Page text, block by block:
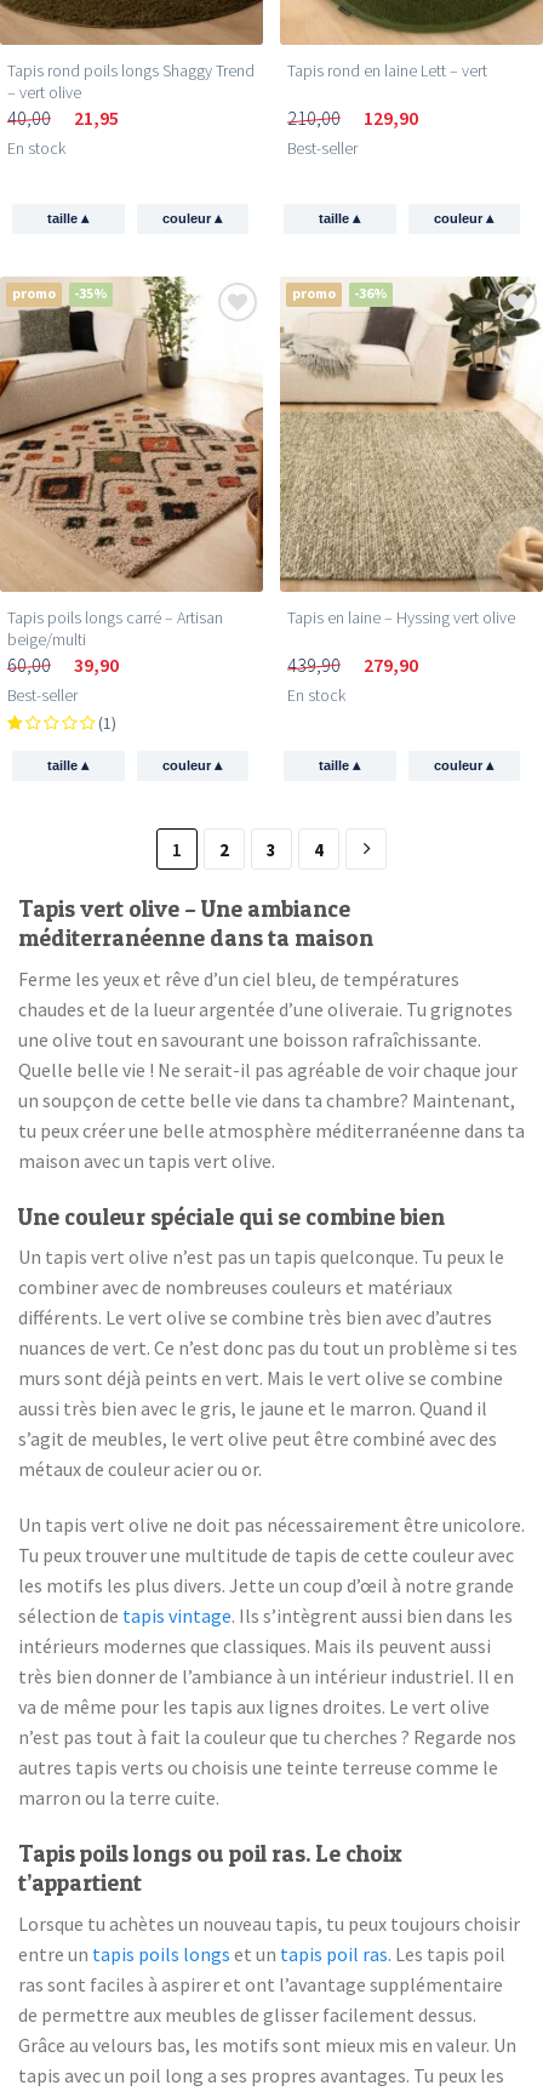
Tapis rond poils longs Shaggy Trend
– vert olive
40,00 21,95
En stock
taille▴ couleur▴
Tapis rond en laine Lett – vert
210,00 129,90
Best-seller
taille▴ couleur▴
promo -35%
Tapis poils longs carré – Artisan
beige/multi
60,00 39,90
Best-seller
(1)
taille▴ couleur▴
promo -36%
Tapis en laine – Hyssing vert olive
439,90 279,90
En stock
taille▴ couleur▴
1 2 3 4
Tapis vert olive – Une ambiance
méditerranéenne dans ta maison
Ferme les yeux et rêve d’un ciel bleu, de températures
chaudes et de la lueur argentée d’une oliveraie. Tu grignotes
une olive tout en savourant une boisson rafraîchissante.
Quelle belle vie ! Ne serait-il pas agréable de voir chaque jour
un soupçon de cette belle vie dans ta chambre? Maintenant,
tu peux créer une belle atmosphère méditerranéenne dans ta
maison avec un tapis vert olive.
Une couleur spéciale qui se combine bien
Un tapis vert olive n’est pas un tapis quelconque. Tu peux le
combiner avec de nombreuses couleurs et matériaux
différents. Le vert olive se combine très bien avec d’autres
nuances de vert. Ce n’est donc pas du tout un problème si tes
murs sont déjà peints en vert. Mais le vert olive se combine
aussi très bien avec le gris, le jaune et le marron. Quand il
s’agit de meubles, le vert olive peut être combiné avec des
métaux de couleur acier ou or.
Un tapis vert olive ne doit pas nécessairement être unicolore.
Tu peux trouver une multitude de tapis de cette couleur avec
les motifs les plus divers. Jette un coup d’œil à notre grande
sélection de tapis vintage. Ils s’intègrent aussi bien dans les
intérieurs modernes que classiques. Mais ils peuvent aussi
très bien donner de l’ambiance à un intérieur industriel. Il en
va de même pour les tapis aux lignes droites. Le vert olive
n’est pas tout à fait la couleur que tu cherches ? Regarde nos
autres tapis verts ou choisis une teinte terreuse comme le
marron ou la terre cuite.
Tapis poils longs ou poil ras. Le choix
t’appartient
Lorsque tu achètes un nouveau tapis, tu peux toujours choisir
entre un tapis poils longs et un tapis poil ras. Les tapis poil
ras sont faciles à aspirer et ont l’avantage supplémentaire
de permettre aux meubles de glisser facilement dessus.
Grâce au velours bas, les motifs sont mieux mis en valeur. Un
tapis avec un poil long a ses propres avantages. Tu peux les